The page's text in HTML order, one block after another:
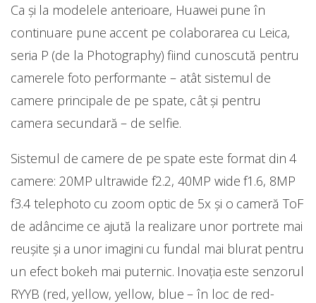
Ca și la modelele anterioare, Huawei pune în
continuare pune accent pe colaborarea cu Leica,
seria P (de la Photography) fiind cunoscută pentru
camerele foto performante – atât sistemul de
camere principale de pe spate, cât și pentru
camera secundară – de selfie.
Sistemul de camere de pe spate este format din 4
camere: 20MP ultrawide f2.2, 40MP wide f1.6, 8MP
f3.4 telephoto cu zoom optic de 5x și o cameră ToF
de adâncime ce ajută la realizare unor portrete mai
reușite și a unor imagini cu fundal mai blurat pentru
un efect bokeh mai puternic. Inovația este senzorul
RYYB (red, yellow, yellow, blue – în loc de red-